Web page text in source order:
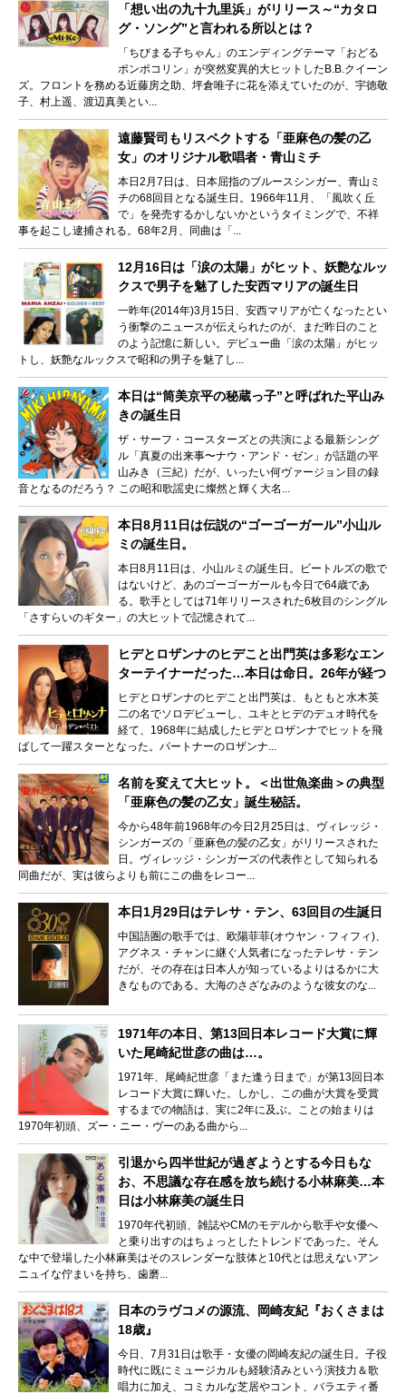
「想い出の九十九里浜」がリリース～“カタロ
グ・ソング”と言われる所以とは？
「ちびまる子ちゃん」のエンディングテーマ「おどる
ポンポコリン」が突然変異的大ヒットしたB.B.クイーン
ズ。フロントを務める近藤房之助、坪倉唯子に花を添えていたのが、宇徳敬
子、村上遥、渡辺真美とい...
遠藤賢司もリスペクトする「亜麻色の髪の乙
女」のオリジナル歌唱者・青山ミチ
本日2月7日は、日本屈指のブルースシンガー、青山ミ
チの68回目となる誕生日。1966年11月、「風吹く丘
で」を発売するかしないかというタイミングで、不祥
事を起こし逮捕される。68年2月、同曲は「...
12月16日は「涙の太陽」がヒット、妖艶なルッ
クスで男子を魅了した安西マリアの誕生日
一昨年(2014年)3月15日、安西マリアが亡くなったとい
う衝撃のニュースが伝えられたのが、まだ昨日のこと
のよう記憶に新しい。デビュー曲「涙の太陽」がヒッ
トし、妖艶なルックスで昭和の男子を魅了し...
本日は“筒美京平の秘蔵っ子”と呼ばれた平山み
きの誕生日
ザ・サーフ・コースターズとの共演による最新シング
ル「真夏の出来事〜ナウ・アンド・ゼン」が話題の平
山みき（三紀）だが、いったい何ヴァージョン目の録
音となるのだろう？ この昭和歌謡史に燦然と輝く大名...
本日8月11日は伝説の“ゴーゴーガール”小山ル
ミの誕生日。
本日8月11日は、小山ルミの誕生日。ビートルズの歌で
はないけど、あのゴーゴーガールも今日で64歳であ
る。歌手としては71年リリースされた6枚目のシングル
「さすらいのギター」の大ヒットで記憶されて...
ヒデとロザンナのヒデこと出門英は多彩なエン
ターテイナーだった…本日は命日。26年が経つ
ヒデとロザンナのヒデこと出門英は、もともと水木英
二の名でソロデビューし、ユキとヒデのデュオ時代を
経て、1968年に結成したヒデとロザンナでヒットを飛
ばして一躍スターとなった。パートナーのロザンナ...
名前を変えて大ヒット。＜出世魚楽曲＞の典型
「亜麻色の髪の乙女」誕生秘話。
今から48年前1968年の今日2月25日は、ヴィレッジ・
シンガーズの「亜麻色の髪の乙女」がリリースされた
日。ヴィレッジ・シンガーズの代表作として知られる
同曲だが、実は彼らよりも前にこの曲をレコー...
本日1月29日はテレサ・テン、63回目の生誕日
中国語圏の歌手では、欧陽菲菲(オウヤン・フィフィ)、
アグネス・チャンに継ぐ人気者になったテレサ・テン
だが、その存在は日本人が知っているよりはるかに大
きなものである。大海のさざなみのような彼女のな...
1971年の本日、第13回日本レコード大賞に輝
いた尾崎紀世彦の曲は…。
1971年、尾崎紀世彦「また逢う日まで」が第13回日本
レコード大賞に輝いた。しかし、この曲が大賞を受賞
するまでの物語は、実に2年に及ぶ。ことの始まりは
1970年初頭、ズー・ニー・ヴーのある曲から...
引退から四半世紀が過ぎようとする今日もな
お、不思議な存在感を放ち続ける小林麻美…本
日は小林麻美の誕生日
1970年代初頭、雑誌やCMのモデルから歌手や女優へ
と乗り出すのはちょっとしたトレンドであった。そん
な中で登場した小林麻美はそのスレンダーな肢体と10代とは思えないアン
ニュイな佇まいを持ち、歯磨...
日本のラヴコメの源流、岡崎友紀『おくさまは
18歳』
今日、7月31日は歌手・女優の岡崎友紀の誕生日。子役
時代に既にミュージカルも経験済みという演技力＆歌
唱力に加え、コミカルな芝居やコント、バラエティ番